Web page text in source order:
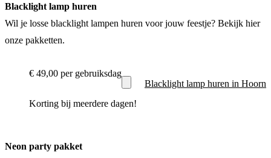
Blacklight lamp huren
Wil je losse blacklight lampen huren voor jouw feestje? Bekijk hier
onze pakketten.
€ 49,00 per gebruiksdag
Korting bij meerdere dagen!
Blacklight lamp huren in Hoorn
Neon party pakket